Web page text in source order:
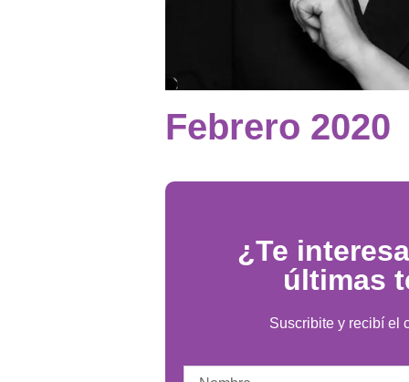
Febrero 2020
¿Te
últimas
Suscribite y recibí el